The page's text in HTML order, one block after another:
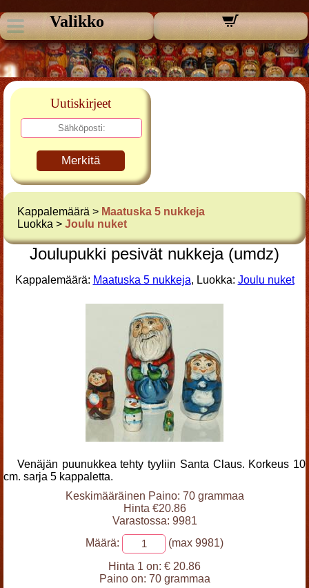
Valikko
Uutiskirjeet
Merkitä
Kappalemäärä > Maatuska 5 nukkeja
Luokka > Joulu nuket
Joulupukki pesivät nukkeja (umdz)
Kappalemäärä: Maatuska 5 nukkeja, Luokka: Joulu nuket
Venäjän puunukkea tehty tyyliin Santa Claus. Korkeus 10
cm. sarja 5 kappaletta.
Keskimääräinen Paino: 70 grammaa
Hinta €20.86
Varastossa: 9981
Määrä:
(max 9981)
Hinta 1 on: € 20.86
Paino on: 70 grammaa